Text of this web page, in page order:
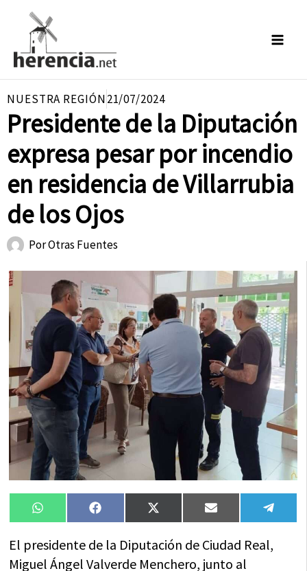
contenido
NUESTRA REGIÓN21/07/2024
Presidente de la Diputación
expresa pesar por incendio
en residencia de Villarrubia
de los Ojos
PorOtras Fuentes
Compartir
en
WhatsAppCompartir
en
FacebookCompartir
en
X
(Twitter)
Compartir
en
Email
en
El presidente de la Diputación de Ciudad Real,
Miguel Ángel Valverde Menchero, junto al